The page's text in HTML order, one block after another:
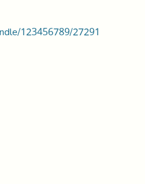
123456789/27291